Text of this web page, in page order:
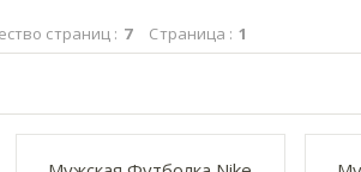
страниц : 7 Страница : 1